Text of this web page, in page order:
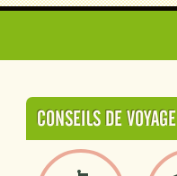
CONSEILS DE VOYAGE